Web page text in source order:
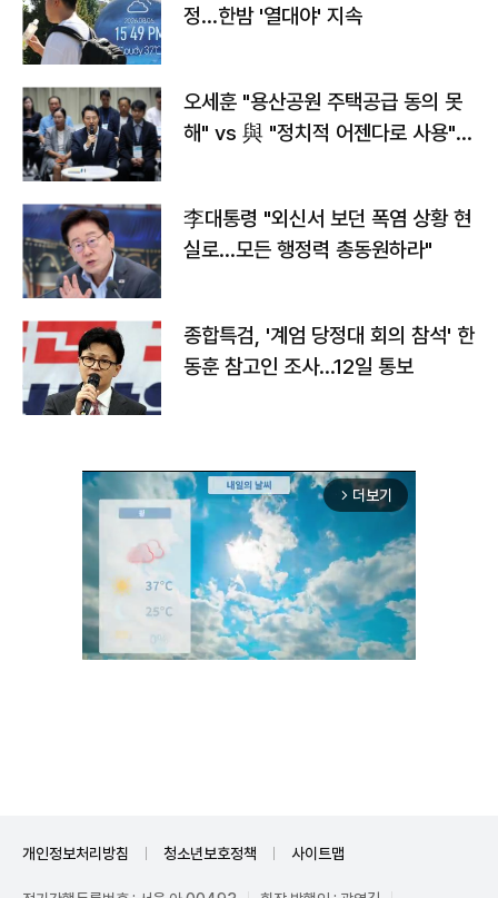
정…한밤 '열대야' 지속
오세훈 "용산공원 주택공급 동의 못
해" vs 與 "정치적 어젠다로 사용"
李대통령 "외신서 보던 폭염 상황 현
실로…모든 행정력 총동원하라"
종합특검, '계엄 당정대 회의 참석' 한
동훈 참고인 조사...12일 통보
arrow_forward_ios 더보기
개인정보처리방침 청소년보호정책 사이트맵